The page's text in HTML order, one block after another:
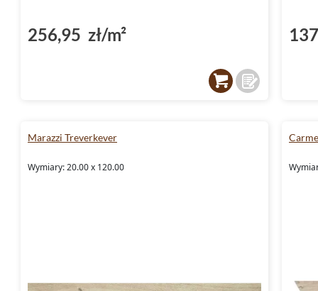
256,95 zł/m²
Marazzi Treverkever
Wymiary: 20.00 x 120.00